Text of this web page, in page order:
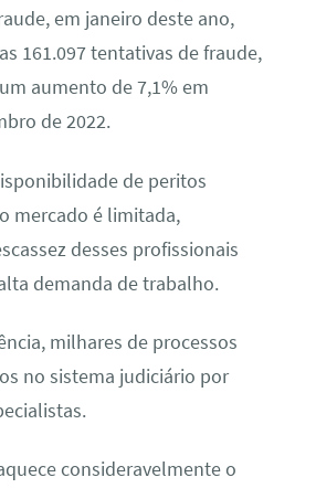
em janeiro deste ano,
161.097 tentativas de fraude,
aumento de 7,1% em
de 2022.
de peritos
mercado é limitada,
desses profissionais
demanda de trabalho.
milhares de processos
no sistema judiciário por
consideravelmente o